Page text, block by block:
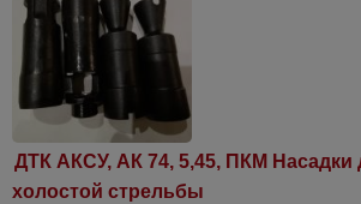
ДТК АКСУ, АК 74, 5,45, ПКМ Насадки
холостой стрельбы